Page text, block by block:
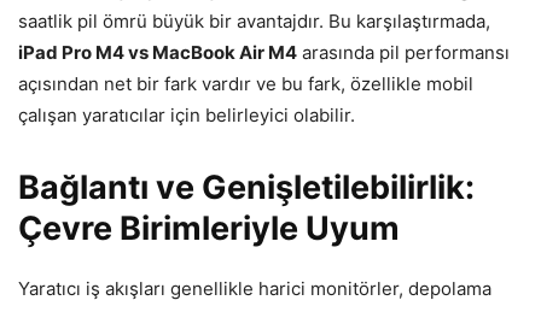
saatlik pil ömrü büyük bir avantajdır. Bu karşılaştırmada,
iPad Pro M4 vs MacBook Air M4 arasında pil performansı
açısından net bir fark vardır ve bu fark, özellikle mobil
çalışan yaratıcılar için belirleyici olabilir.
Bağlantı ve Genişletilebilirlik:
Çevre Birimleriyle Uyum
Yaratıcı iş akışları genellikle harici monitörler, depolama